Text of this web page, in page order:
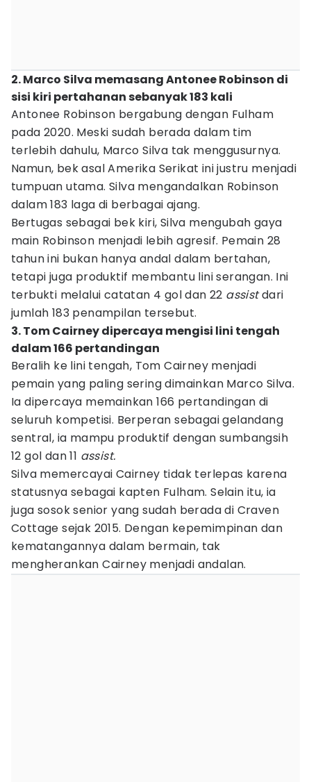
2. Marco Silva memasang Antonee Robinson di
sisi kiri pertahanan sebanyak 183 kali
Antonee Robinson bergabung dengan Fulham
pada 2020. Meski sudah berada dalam tim
terlebih dahulu, Marco Silva tak menggusurnya.
Namun, bek asal Amerika Serikat ini justru menjadi
tumpuan utama. Silva mengandalkan Robinson
dalam 183 laga di berbagai ajang.
Bertugas sebagai bek kiri, Silva mengubah gaya
main Robinson menjadi lebih agresif. Pemain 28
tahun ini bukan hanya andal dalam bertahan,
tetapi juga produktif membantu lini serangan. Ini
terbukti melalui catatan 4 gol dan 22 assistdari
jumlah 183 penampilan tersebut.
3. Tom Cairney dipercaya mengisi lini tengah
dalam 166 pertandingan
Beralih ke lini tengah, Tom Cairney menjadi
pemain yang paling sering dimainkan Marco Silva.
Ia dipercaya memainkan 166 pertandingan di
seluruh kompetisi. Berperan sebagai gelandang
sentral, ia mampu produktif dengan sumbangsih
12 gol dan 11 assist.
Silva memercayai Cairney tidak terlepas karena
statusnya sebagai kapten Fulham. Selain itu, ia
juga sosok senior yang sudah berada di Craven
Cottage sejak 2015. Dengan kepemimpinan dan
kematangannya dalam bermain, tak
mengherankan Cairney menjadi andalan.